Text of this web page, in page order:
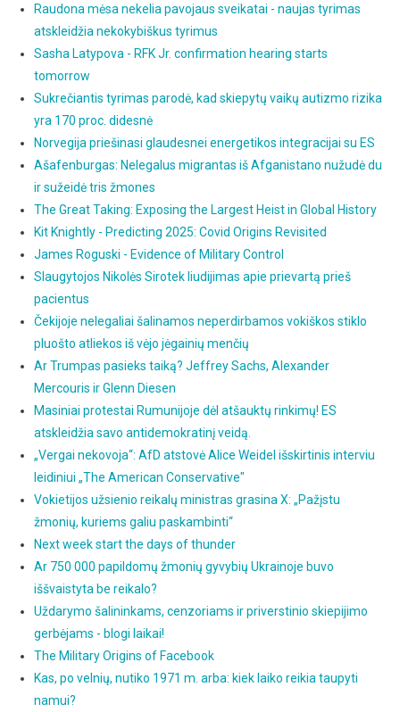
Raudona mėsa nekelia pavojaus sveikatai - naujas tyrimas
atskleidžia nekokybiškus tyrimus
Sasha Latypova - RFK Jr. confirmation hearing starts
tomorrow
Sukrečiantis tyrimas parodė, kad skiepytų vaikų autizmo rizika
yra 170 proc. didesnė
Norvegija priešinasi glaudesnei energetikos integracijai su ES
Ašafenburgas: Nelegalus migrantas iš Afganistano nužudė du
ir sužeidė tris žmones
The Great Taking: Exposing the Largest Heist in Global History
Kit Knightly - Predicting 2025: Covid Origins Revisited
James Roguski - Evidence of Military Control
Slaugytojos Nikolės Sirotek liudijimas apie prievartą prieš
pacientus
Čekijoje nelegaliai šalinamos neperdirbamos vokiškos stiklo
pluošto atliekos iš vėjo jėgainių menčių
Ar Trumpas pasieks taiką? Jeffrey Sachs, Alexander
Mercouris ir Glenn Diesen
Masiniai protestai Rumunijoje dėl atšauktų rinkimų! ES
atskleidžia savo antidemokratinį veidą.
„Vergai nekovoja“: AfD atstovė Alice Weidel išskirtinis interviu
leidiniui „The American Conservative"
Vokietijos užsienio reikalų ministras grasina X: „Pažįstu
žmonių, kuriems galiu paskambinti“
Next week start the days of thunder
Ar 750 000 papildomų žmonių gyvybių Ukrainoje buvo
iššvaistyta be reikalo?
Uždarymo šalininkams, cenzoriams ir priverstinio skiepijimo
gerbėjams - blogi laikai!
The Military Origins of Facebook
Kas, po velnių, nutiko 1971 m. arba: kiek laiko reikia taupyti
namui?